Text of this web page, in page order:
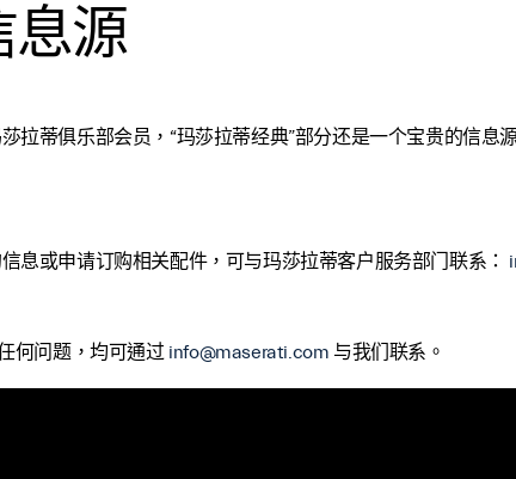
息源
拉蒂俱乐部会员，“玛莎拉蒂经典”部分还是一个宝贵的信
息或申请订购相关配件，可与玛莎拉蒂客户服务部门联系：
何问题，均可通过 info@maserati.com 与我们联系。